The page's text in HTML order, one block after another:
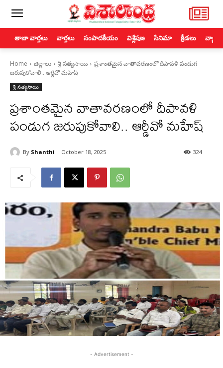
తాజా వార్తలు వార్తలు సంపాదకీయం విశ్లేషణ సినిమా క్రీడలు
Home జిల్లాలు శ్రీ సత్యసాయి
ప్రశాంతమైన వాతావరణంలో దీపావళి పండుగ
జరుపుకోవాలి.. ఆర్డీవో మహేష్
శ్రీ సత్యసాయి
ప్రశాంతమైన వాతావరణంలో దీపావళి
పండుగ జరుపుకోవాలి.. ఆర్డీవో మహేష్
By Shanthi October 18, 2025 324
- Advertisement -